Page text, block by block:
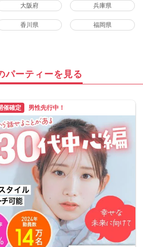
大阪府 兵庫県
香川県 福岡県
パーティーを見る
催確定 男性先行中！